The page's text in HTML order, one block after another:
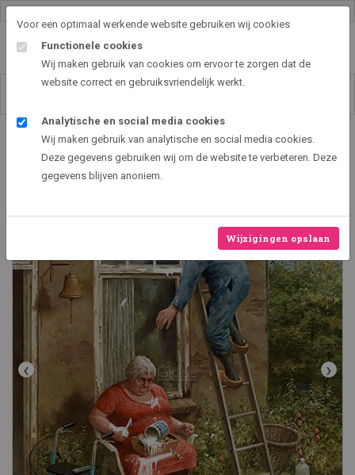
Voor een optimaal werkende website gebruiken wij cookies
Functionele cookies
Wij maken gebruik van cookies om ervoor te zorgen dat de
website correct en gebruiksvriendelijk werkt.
Analytische en social media cookies
Wij maken gebruik van analytische en social media cookies.
Deze gegevens gebruiken wij om de website te verbeteren. Deze
gegevens blijven anoniem.
Wijzigingen opslaan
Art2EXPO GallerySHOP - de leukste kunst cadeau ideeën
Doe-het-zelver
‹ ›